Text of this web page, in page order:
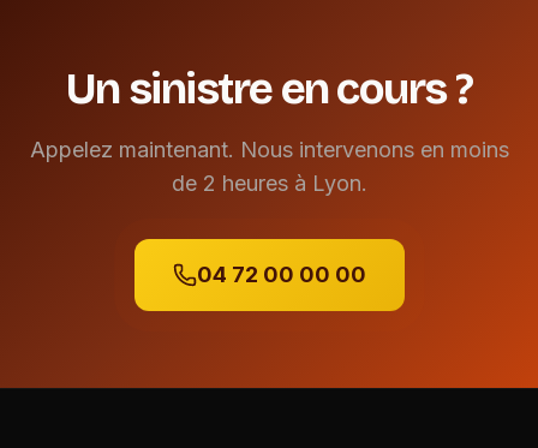
Un sinistre en cours ?
Appelez maintenant. Nous intervenons en moins
de 2 heures à Lyon.
04 72 00 00 00